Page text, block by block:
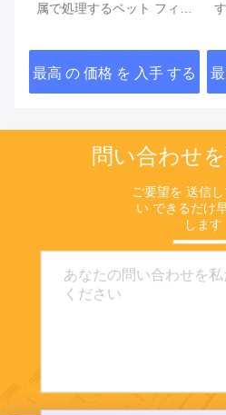
するコータを転がすロール
最高 の 価格 を 入手 する
問い合わせ
ご要望を 送信
い できるだけ
します